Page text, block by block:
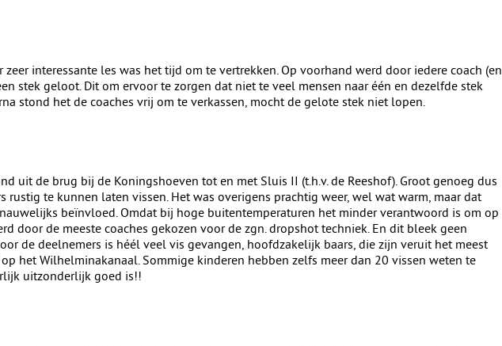
zeer interessante les was het tijd om te vertrekken. Op voorhand werd door iedere coach (en
stek geloot. Dit om ervoor te zorgen dat niet te veel mensen naar één en dezelfde stek
stond het de coaches vrij om te verkassen, mocht de gelote stek niet lopen.
uit de brug bij de Koningshoeven tot en met Sluis II (t.h.v. de Reeshof). Groot genoeg dus
rustig te kunnen laten vissen. Het was overigens prachtig weer, wel wat warm, maar dat
beïnvloed. Omdat bij hoge buitentemperaturen het minder verantwoord is om op
door de meeste coaches gekozen voor de zgn. dropshot techniek. En dit bleek geen
de deelnemers is héél veel vis gevangen, hoofdzakelijk baars, die zijn veruit het meest
het Wilhelminakanaal. Sommige kinderen hebben zelfs meer dan 20 vissen weten te
uitzonderlijk goed is!!